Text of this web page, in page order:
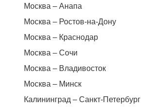
Москва – Анапа
Москва – Ростов-на-Дону
Москва – Краснодар
Москва – Сочи
Москва – Владивосток
Москва – Минск
Калининград – Санкт-Петербург